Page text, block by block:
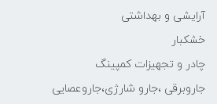
آرایشی و بهداشتی
خشکبار
چادر و تجهیزات کمپینگ
جاروبرقی ،جارو شارژی،جاروعصایی